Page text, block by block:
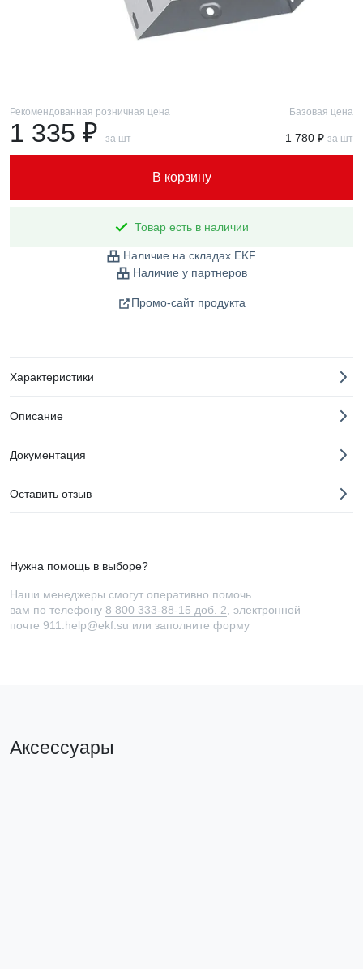
Рекомендованная розничная цена
1 335 ₽ за шт
Базовая цена
1 780 ₽ за шт
В корзину
Товар есть в наличии
Наличие на складах EKF
Наличие у партнеров
Промо-сайт продукта
Характеристики
Описание
Документация
Оставить отзыв
Нужна помощь в выборе?
Наши менеджеры смогут оперативно помочь
вам по телефону 8 800 333-88-15 доб. 2 , электронной
почте 911.help@ekf.su или заполните форму
Аксессуары